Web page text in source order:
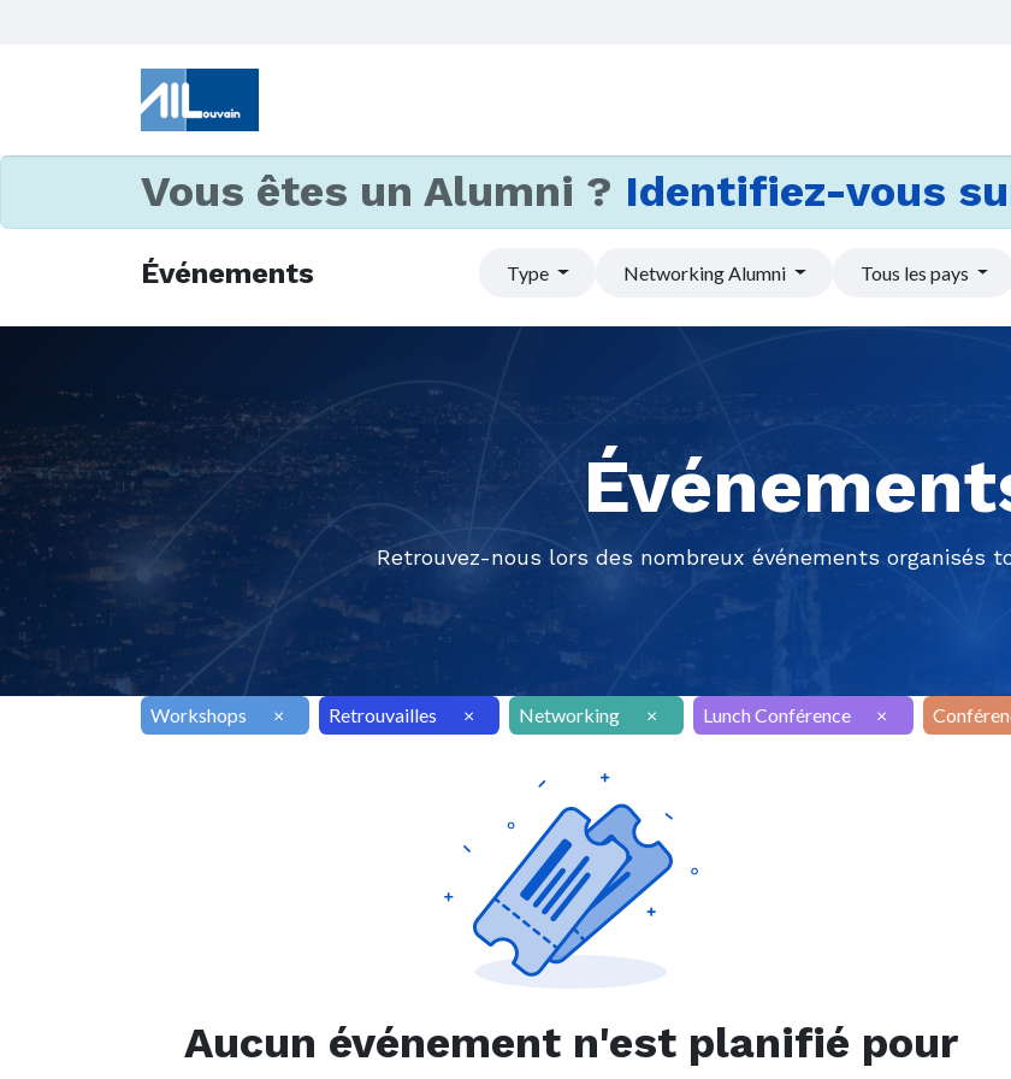
Vous êtes un Alumni ? Identifiez-vous
Événements Type Networking Alumni Tous les pays
Retrouvez-nous lors des nombreux événements organisés
Workshops × Retrouvailles × Networking × Lunch Conférence ×
Aucun événement n'est planifié pour